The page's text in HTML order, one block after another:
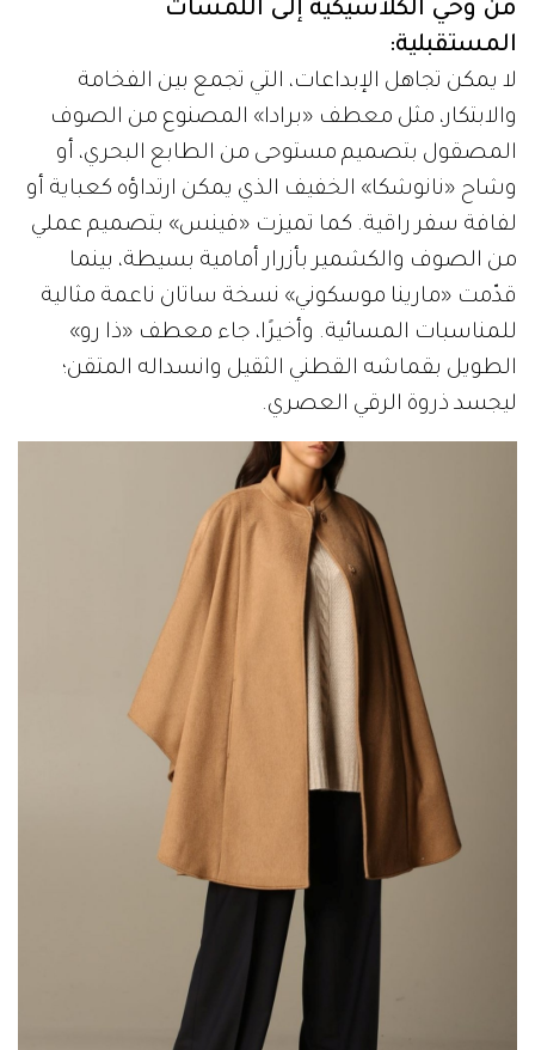
من وحي الكلاسيكية إلى اللمسات
المستقبلية:
لا يمكن تجاهل الإبداعات، التي تجمع بين الفخامة
والابتكار، مثل معطف «برادا» المصنوع من الصوف
المصقول بتصميم مستوحى من الطابع البحري، أو
وشاح «نانوشكا» الخفيف الذي يمكن ارتداؤه كعباية أو
لفافة سفر راقية. كما تميزت «فينس» بتصميم عملي
من الصوف والكشمير بأزرار أمامية بسيطة، بينما
قدّمت «مارينا موسكوني» نسخة ساتان ناعمة مثالية
للمناسبات المسائية. وأخيرًا، جاء معطف «ذا رو»
الطويل بقماشه القطني الثقيل وانسداله المتقن؛
ليجسد ذروة الرقي العصري.